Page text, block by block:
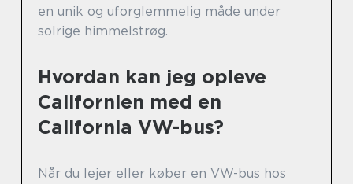
en unik og uforglemmelig måde under
solrige himmelstrøg.
Hvordan kan jeg opleve
Californien med en
California VW-bus?
Når du lejer eller køber en VW-bus hos